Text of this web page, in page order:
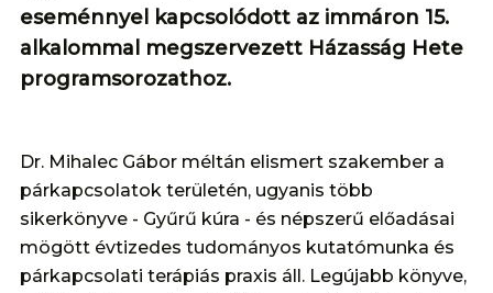
eseménnyel kapcsolódott az immáron 15.
alkalommal megszervezett Házasság Hete
programsorozathoz.
Dr. Mihalec Gábor méltán elismert szakember a
párkapcsolatok területén, ugyanis több
sikerkönyve - Gyűrű kúra - és népszerű előadásai
mögött évtizedes tudományos kutatómunka és
párkapcsolati terápiás praxis áll. Legújabb könyve,